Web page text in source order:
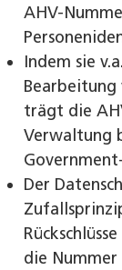
AHV-
Indem sie
Bearbeitung
trägt die
Verwaltung
Der
die